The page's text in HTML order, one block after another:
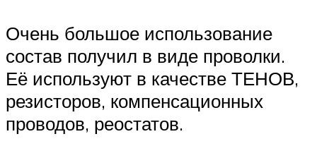
Очень большое использование
состав получил в виде проволки.
Её используют в качестве ТЕНОВ,
резисторов, компенсационных
проводов, реостатов.